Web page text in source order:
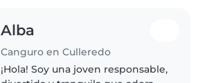
Alba
Canguro en Culleredo
¡Hola! Soy una joven responsable,